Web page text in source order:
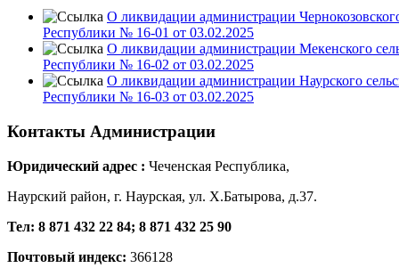
О ликвидации администрации
Республики № 16-01 от 03.02.2025
О ликвидации администрации Мекенского
Республики № 16-02 от 03.02.2025
О ликвидации администрации Наурского
Республики № 16-03 от 03.02.2025
Контакты Администрации
Юридический адрес : Чеченская Республика,
Наурский район, г. Наурская, ул. Х.Батырова, д.37.
Тел: 8 871 432 22 84; 8 871 432 25 90
Почтовый индекс: 366128